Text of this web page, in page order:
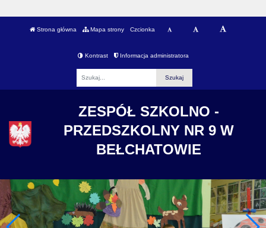
Strona główna Mapa strony Czcionka
Kontrast Informacja administratora
ZESPÓŁ SZKOLNO -
PRZEDSZKOLNY NR 9 W
BEŁCHATOWIE